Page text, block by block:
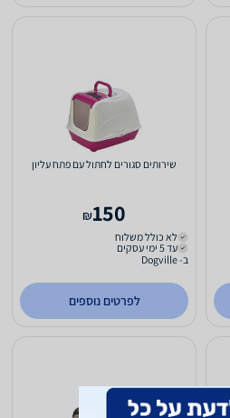
שירותים סגורים לחתול עם פתח עליון
150
₪
לא כולל משלוח
עד 5 ימי עסקים
ב- Dogville
לפרטים נוספים